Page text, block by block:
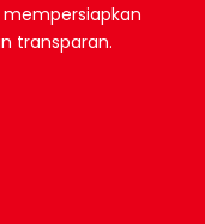
transparan.